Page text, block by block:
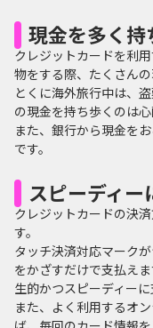
現金を多く持
クレジットカードを利
物をする際、たくさん
とくに海外旅行中は、
の現金を持ち歩くのは
また、銀行から現金を
です。
スピーディー
クレジットカードの決
す。
タッチ決済対応マーク
をかざすだけで支払え
生的かつスピーディーに
また、よく利用するオ